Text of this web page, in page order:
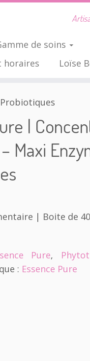
de soins
horaires Loïse
|
Maxi
| Boite de
Pure,
: Essence Pure